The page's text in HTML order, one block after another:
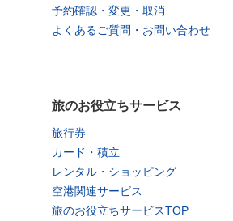
予約確認・変更・取消
よくあるご質問・お問い合わせ
旅のお役立ちサービス
旅行券
カード・積立
レンタル・ショッピング
空港関連サービス
旅のお役立ちサービスTOP